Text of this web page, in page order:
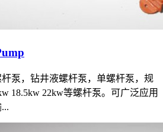
泵，钻井液螺杆泵，单螺杆泵，规
18.5kw 22kw等螺杆泵。可广泛应用